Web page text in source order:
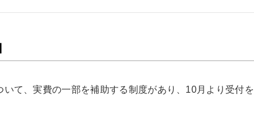
て、実費の一部を補助する制度があり、10月より受付を